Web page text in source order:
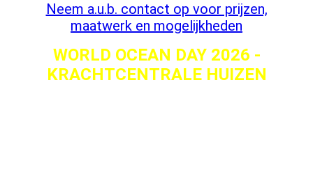
Neem a.u.b. contact op voor prijzen,
maatwerk en mogelijkheden
WORLD OCEAN DAY 2026 -
KRACHTCENTRALE HUIZEN